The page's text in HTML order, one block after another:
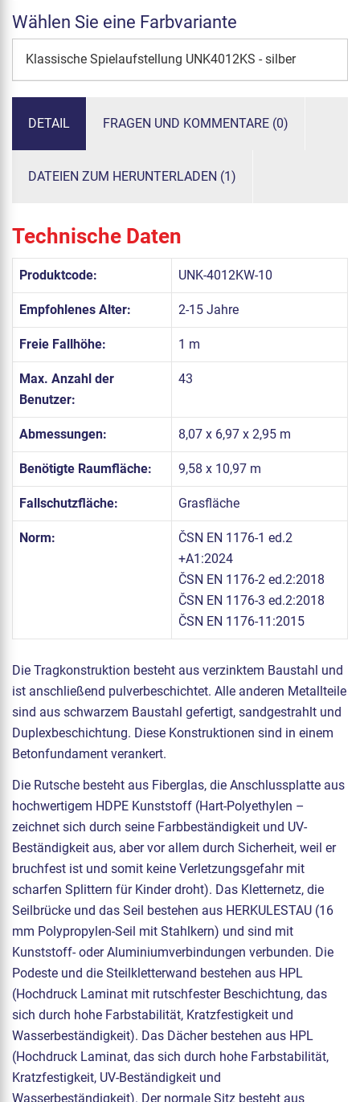
Wählen Sie eine Farbvariante
Klassische Spielaufstellung UNK4012KS - silber
DETAIL FRAGEN UND KOMMENTARE (0)
DATEIEN ZUM HERUNTERLADEN (1)
Technische Daten
Produktcode: UNK-4012KW-10
Empfohlenes Alter: 2-15 Jahre
Freie Fallhöhe: 1 m
Max. Anzahl der
Benutzer:
43
Abmessungen: 8,07 x 6,97 x 2,95 m
Benötigte Raumfläche: 9,58 x 10,97 m
Fallschutzfläche: Grasfläche
Norm:
ČSN EN 1176-1 ed.2
+A1:2024
ČSN EN 1176-2 ed.2:2018
ČSN EN 1176-3 ed.2:2018
ČSN EN 1176-11:2015
Die Tragkonstruktion besteht aus verzinktem Baustahl und
ist anschließend pulverbeschichtet. Alle anderen Metallteile
sind aus schwarzem Baustahl gefertigt, sandgestrahlt und
Duplexbeschichtung. Diese Konstruktionen sind in einem
Betonfundament verankert.
Die Rutsche besteht aus Fiberglas, die Anschlussplatte aus
hochwertigem HDPE Kunststoff (Hart-Polyethylen –
zeichnet sich durch seine Farbbeständigkeit und UV-
Beständigkeit aus, aber vor allem durch Sicherheit, weil er
bruchfest ist und somit keine Verletzungsgefahr mit
scharfen Splittern für Kinder droht). Das Kletternetz, die
Seilbrücke und das Seil bestehen aus HERKULESTAU (16
mm Polypropylen-Seil mit Stahlkern) und sind mit
Kunststoff- oder Aluminiumverbindungen verbunden. Die
Podeste und die Steilkletterwand bestehen aus HPL
(Hochdruck Laminat mit rutschfester Beschichtung, das
sich durch hohe Farbstabilität, Kratzfestigkeit und
Wasserbeständigkeit). Das Dächer bestehen aus HPL
(Hochdruck Laminat, das sich durch hohe Farbstabilität,
Kratzfestigkeit, UV-Beständigkeit und
Wasserbeständigkeit). Der normale Sitz besteht aus